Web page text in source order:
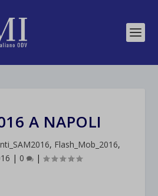
A NAPOLI
, Flash_Mob_2016,
| 0 |